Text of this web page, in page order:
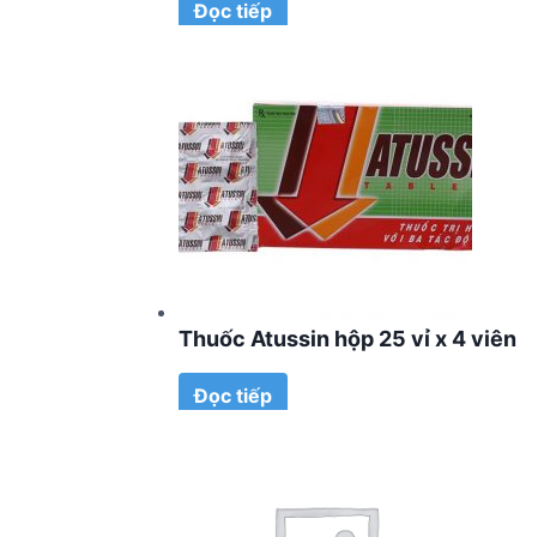
Đọc tiếp
Thuốc Atussin hộp 25 vỉ x 4 viên
Đọc tiếp